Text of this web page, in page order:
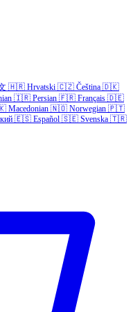
🇭🇷 Hrvatski 🇨🇿 Čeština 🇩🇰
🇮🇷 Persian 🇫🇷 Français 🇩🇪
Macedonian 🇳🇴 Norwegian 🇵🇹
🇪🇸 Español 🇸🇪 Svenska 🇹🇷